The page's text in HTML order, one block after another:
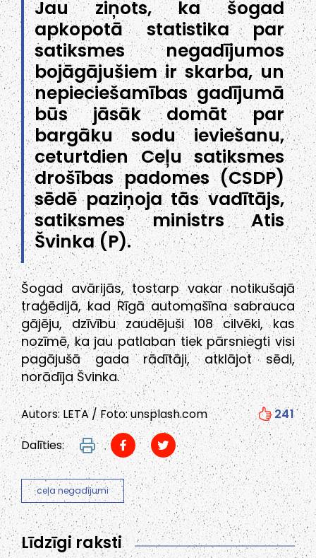
Jau ziņots, ka šogad
apkopotā statistika par
satiksmes negadījumos
bojāgājušiem ir skarba, un
nepieciešamības gadījumā
būs jāsāk domāt par
bargāku sodu ieviešanu,
ceturtdien Ceļu satiksmes
drošības padomes (CSDP)
sēdē paziņoja tās vadītājs,
satiksmes ministrs Atis
Švinka (P).
Šogad avārijās, tostarp vakar notikušajā
traģēdijā, kad Rīgā automašīna sabrauca
gājēju, dzīvību zaudējuši 108 cilvēki, kas
nozīmē, ka jau patlaban tiek pārsniegti visi
pagājušā gada rādītāji, atklājot sēdi,
norādīja Švinka.
Autors: LETA / Foto: unsplash.com
241
Dalīties:
ceļa negadījumi
Līdzīgi raksti